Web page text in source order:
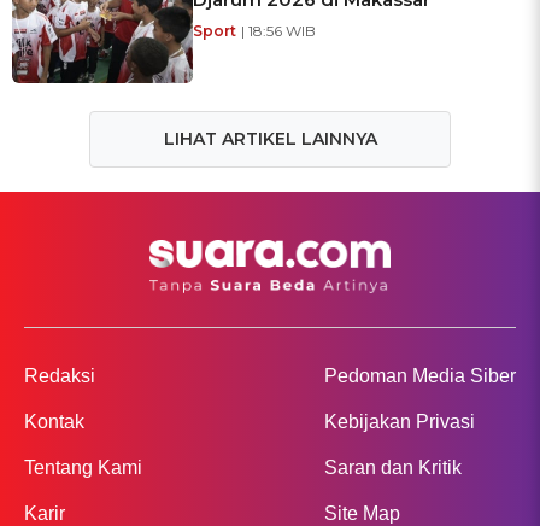
Sport | 18:56 WIB
LIHAT ARTIKEL LAINNYA
Redaksi
Kontak
Tentang Kami
Karir
Pedoman Media Siber
Kebijakan Privasi
Saran dan Kritik
Site Map